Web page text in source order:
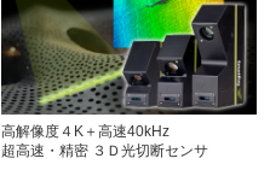
高解像度４K＋高速40kHz
超高速・精密 ３Ｄ光切断センサ